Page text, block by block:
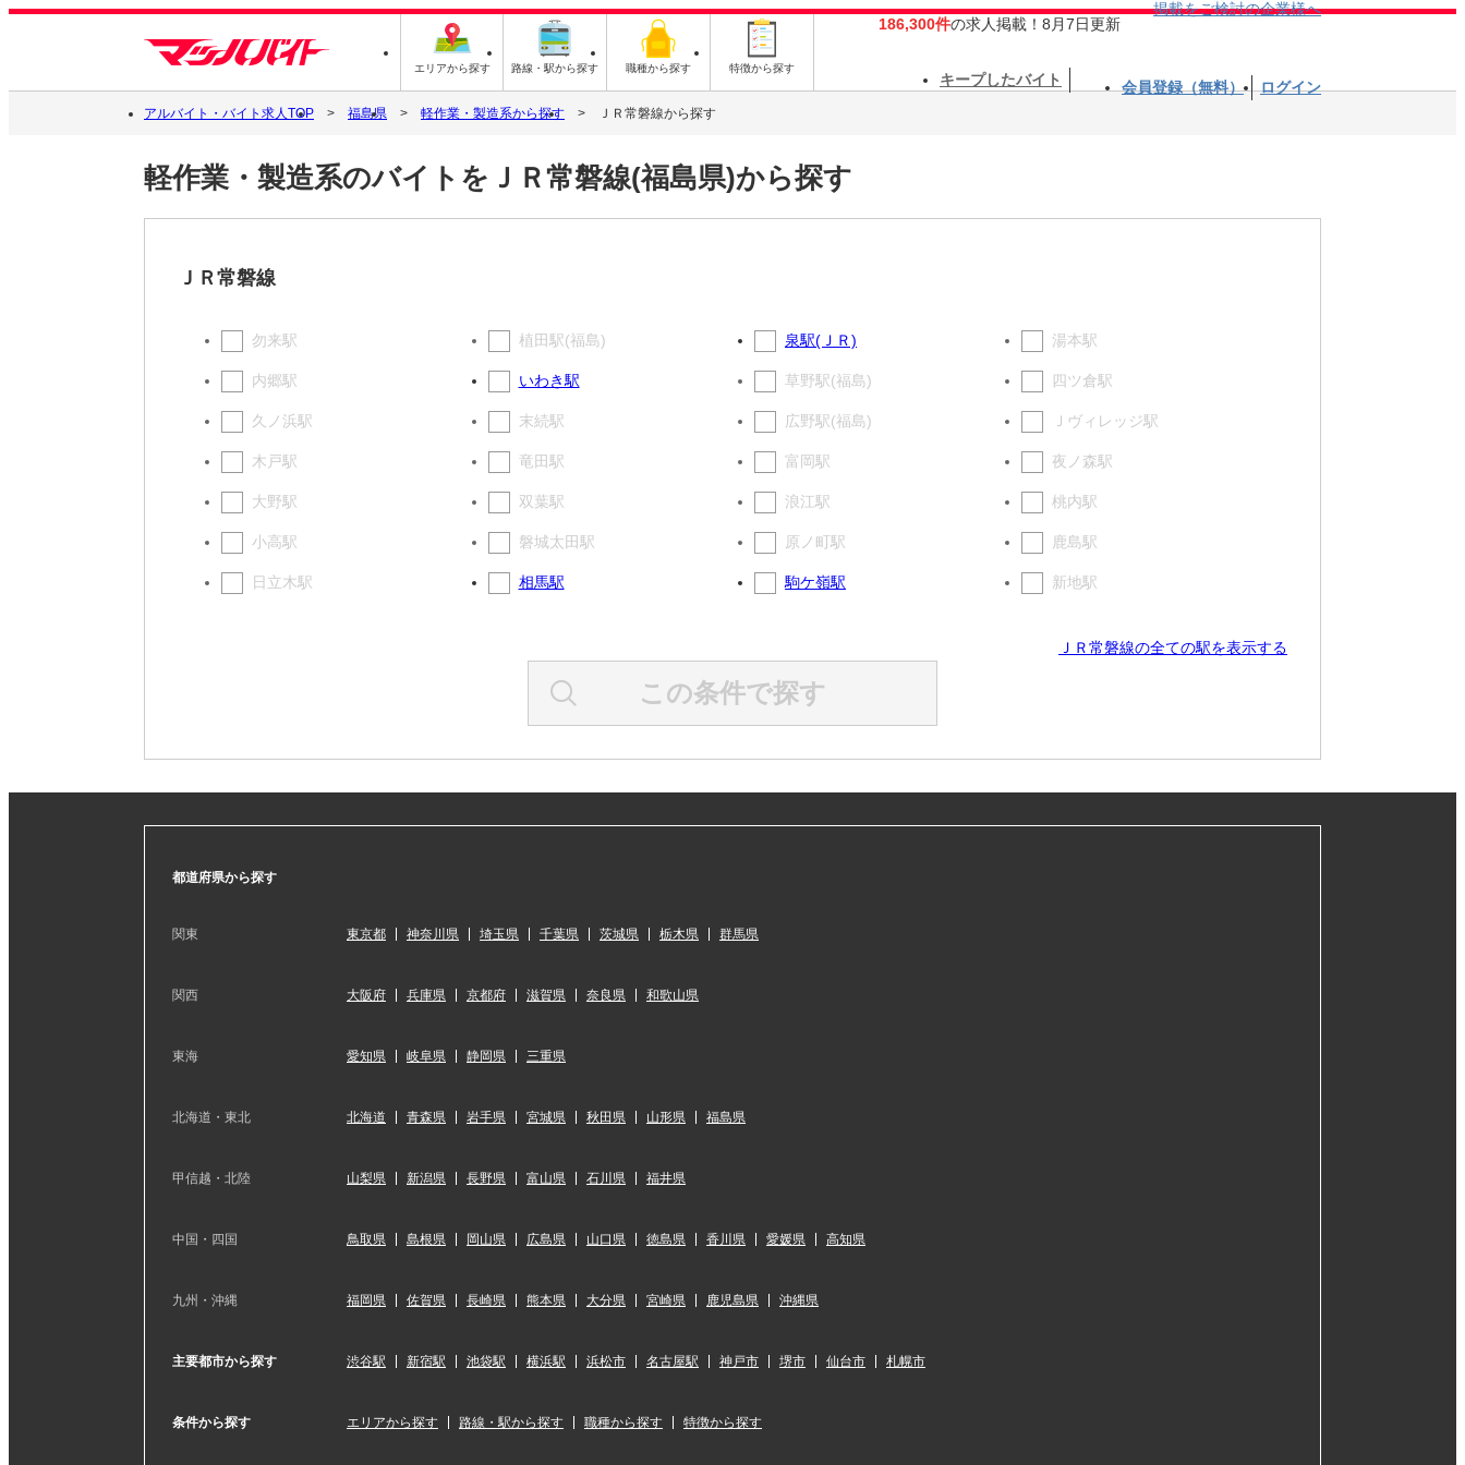
エリアから探す 路線・駅から探す 職種から探す 特徴から探す
186,300件の求人掲載！8月7日更新
掲載をご検討の企業様へ
キープしたバイト 会員登録（無料） ログイン
アルバイト・バイト求人TOP 福島県 軽作業・製造系から探す ＪＲ常磐線から探す
軽作業・製造系のバイトをＪＲ常磐線(福島県)から探す
ＪＲ常磐線
勿来駅 植田駅(福島) 泉駅(ＪＲ) 湯本駅
内郷駅 いわき駅 草野駅(福島) 四ツ倉駅
久ノ浜駅 末続駅 広野駅(福島) Ｊヴィレッジ駅
木戸駅 竜田駅 富岡駅 夜ノ森駅
大野駅 双葉駅 浪江駅 桃内駅
小高駅 磐城太田駅 原ノ町駅 鹿島駅
日立木駅 相馬駅 駒ケ嶺駅 新地駅
ＪＲ常磐線の全ての駅を表示する
この条件で探す
都道府県から探す
関東 東京都 神奈川県 埼玉県 千葉県 茨城県 栃木県 群馬県
関西 大阪府 兵庫県 京都府 滋賀県 奈良県 和歌山県
東海 愛知県 岐阜県 静岡県 三重県
北海道・東北 北海道 青森県 岩手県 宮城県 秋田県 山形県 福島県
甲信越・北陸 山梨県 新潟県 長野県 富山県 石川県 福井県
中国・四国 鳥取県 島根県 岡山県 広島県 山口県 徳島県 香川県 愛媛県 高知県
九州・沖縄 福岡県 佐賀県 長崎県 熊本県 大分県 宮崎県 鹿児島県 沖縄県
主要都市から探す 渋谷駅 新宿駅 池袋駅 横浜駅 浜松市 名古屋駅 神戸市 堺市 仙台市 札幌市
条件から探す エリアから探す 路線・駅から探す 職種から探す 特徴から探す